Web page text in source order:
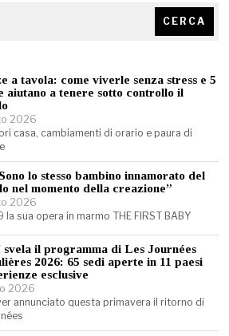
CERCA
a tavola: come viverle senza stress e 5
aiutano a tenere sotto controllo il
2026
casa, cambiamenti di orario e paura di
lo stesso bambino innamorato del
nel momento della creazione”
2026
la sua opera in marmo THE FIRST BABY
il programma di Les Journées
2026: 65 sedi aperte in 11 paesi
esclusive
2026
annunciato questa primavera il ritorno di